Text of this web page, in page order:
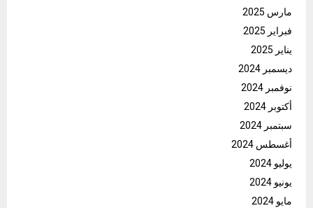
مارس 2025
فبراير 2025
يناير 2025
ديسمبر 2024
نوفمبر 2024
أكتوبر 2024
سبتمبر 2024
أغسطس 2024
يوليو 2024
يونيو 2024
مايو 2024